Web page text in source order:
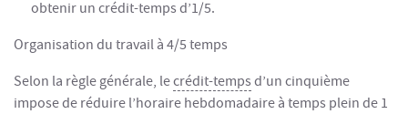
obtenir un crédit-temps d’1/5.
Organisation du travail à 4/5 temps
Selon la règle générale, lecrédit-temps d’un cinquième
impose de réduire l’horaire hebdomadaire à temps plein de 1